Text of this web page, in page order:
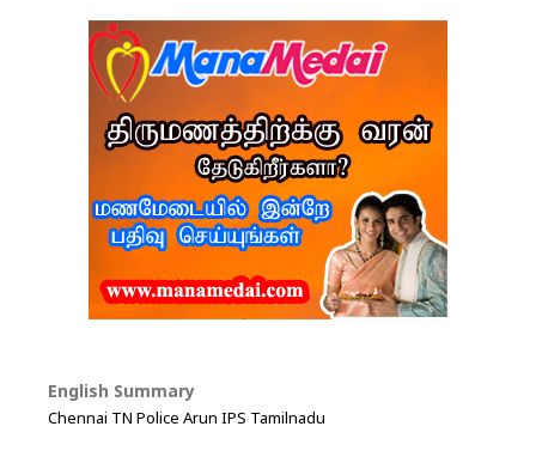
English Summary
Chennai TN Police Arun IPS Tamilnadu